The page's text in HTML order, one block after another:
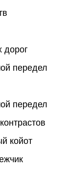
дорог
передел
передел
койот